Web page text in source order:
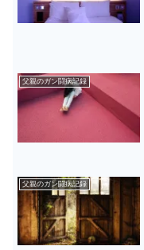
父親のガン闘病記録
父親のガン闘病記録